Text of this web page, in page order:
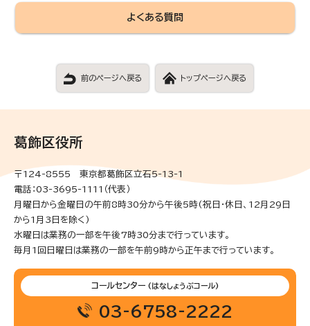
よくある質問
前のページへ戻る トップページへ戻る
葛飾区役所
〒124-8555 東京都葛飾区立石5-13-1
電話：03-3695-1111（代表）
月曜日から金曜日の午前8時30分から午後5時(祝日・休日、12月29日
から1月3日を除く)
水曜日は業務の一部を午後7時30分まで行っています。
毎月1回日曜日は業務の一部を午前9時から正午まで行っています。
コールセンター (はなしょうぶコール)
03-6758-2222